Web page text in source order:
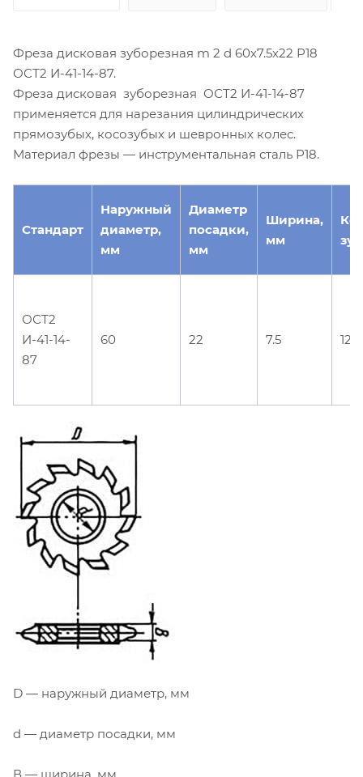
Фреза дисковая зуборезная m 2 d 60х7.5х22 Р18
ОСТ2 И-41-14-87.
Фреза дисковая зуборезная ОСТ2 И-41-14-87
применяется для нарезания цилиндрических
прямозубых, косозубых и шевронных колес.
Материал фрезы — инструментальная сталь Р18.
Стандарт
Наружный
диаметр,
мм
Диаметр
посадки,
мм
Ширина,
мм
ОСТ2
И-41-14-
87
60 22 7.5 12
D — наружный диаметр, мм
d — диаметр посадки, мм